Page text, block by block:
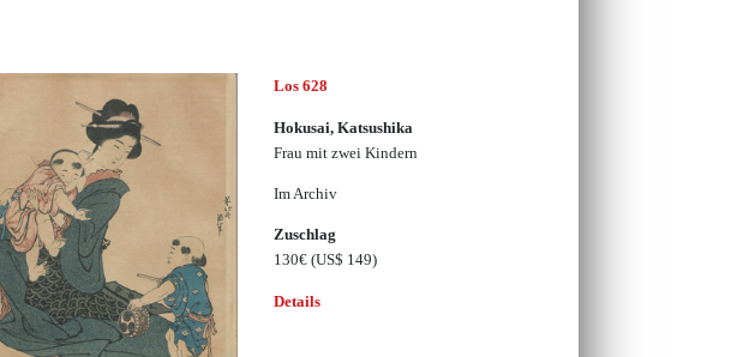
Los 628
Hokusai, Katsushika
Frau mit zwei Kindern
Im Archiv
Zuschlag
130€ (US$ 149)
Details